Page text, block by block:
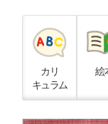
カリ
キュラム
絵